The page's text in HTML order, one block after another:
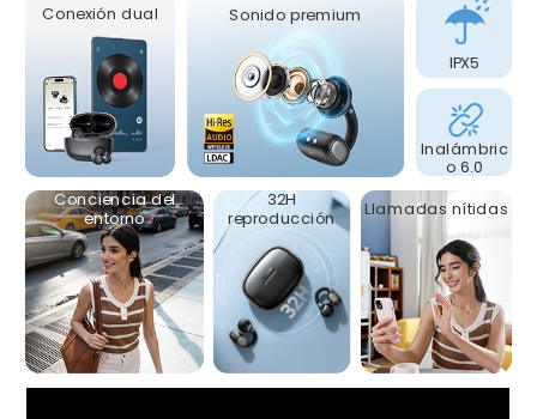
Conexión dual
Inalámbric
o 6.0
Llamadas nítidas
32H
reproducción
IPX5
Conciencia del
entorno
Sonido premium